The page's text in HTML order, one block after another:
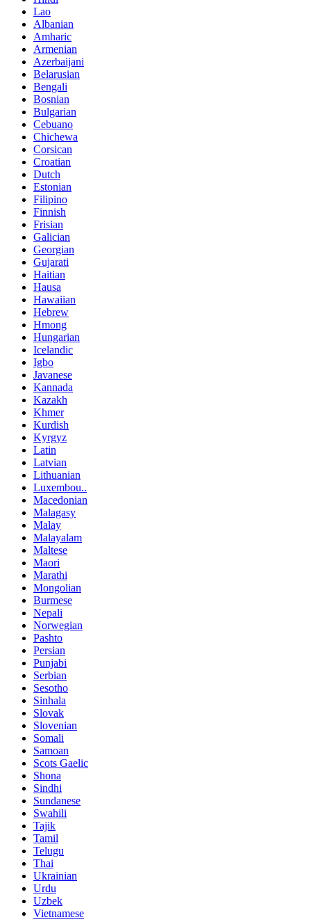
Lao
Albanian
Amharic
Armenian
Azerbaijani
Belarusian
Bengali
Bosnian
Bulgarian
Cebuano
Chichewa
Corsican
Croatian
Dutch
Estonian
Filipino
Finnish
Frisian
Galician
Georgian
Gujarati
Haitian
Hausa
Hawaiian
Hebrew
Hmong
Hungarian
Icelandic
Igbo
Javanese
Kannada
Kazakh
Khmer
Kurdish
Kyrgyz
Latin
Latvian
Lithuanian
Luxembou..
Macedonian
Malagasy
Malay
Malayalam
Maltese
Maori
Marathi
Mongolian
Burmese
Nepali
Norwegian
Pashto
Persian
Punjabi
Serbian
Sesotho
Sinhala
Slovak
Slovenian
Somali
Samoan
Scots Gaelic
Shona
Sindhi
Sundanese
Swahili
Tajik
Tamil
Telugu
Thai
Ukrainian
Urdu
Uzbek
Vietnamese